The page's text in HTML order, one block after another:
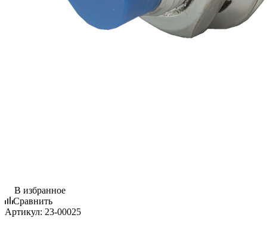
В избранное
Сравнить
Артикул: 23-00025